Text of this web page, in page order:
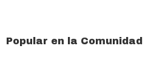
Popular en la Comunidad